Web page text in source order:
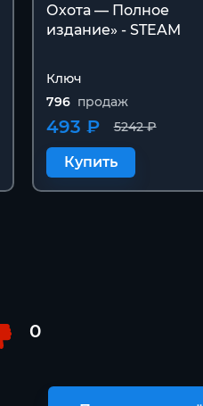
Охота — Полное
издание» - STEAM
Ключ
796 продаж
5242 ₽
493 ₽
Купить
0